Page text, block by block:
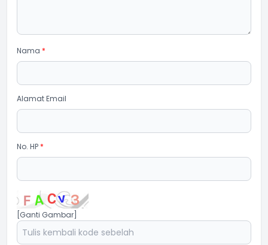
Nama *
Alamat Email
No. HP *
[Ganti Gambar]